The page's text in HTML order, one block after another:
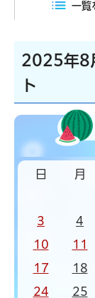
一覧
2025年8
ト
日 月
3 4
10 11
17 18
24 25